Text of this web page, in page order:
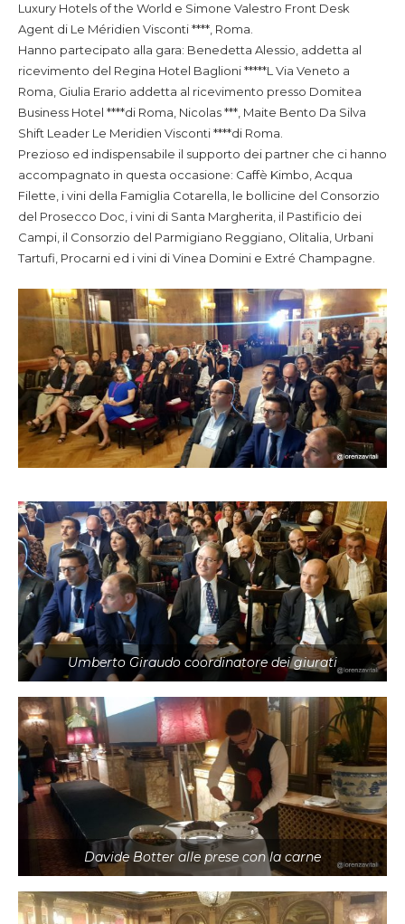
Luxury Hotels of the World e Simone Valestro Front Desk
Agent di Le Méridien Visconti ****, Roma.
Hanno partecipato alla gara: Benedetta Alessio, addetta al
ricevimento del Regina Hotel Baglioni *****L Via Veneto a
Roma, Giulia Erario addetta al ricevimento presso Domitea
Business Hotel ****di Roma, Nicolas ***, Maite Bento Da Silva
Shift Leader Le Meridien Visconti ****di Roma.
Prezioso ed indispensabile il supporto dei partner che ci hanno
accompagnato in questa occasione: Caffè Kimbo, Acqua
Filette, i vini della Famiglia Cotarella, le bollicine del Consorzio
del Prosecco Doc, i vini di Santa Margherita, il Pastificio dei
Campi, il Consorzio del Parmigiano Reggiano, Olitalia, Urbani
Tartufi, Procarni ed i vini di Vinea Domini e Extré Champagne.
Umberto Giraudo coordinatore dei giurati
Davide Botter alle prese con la carne